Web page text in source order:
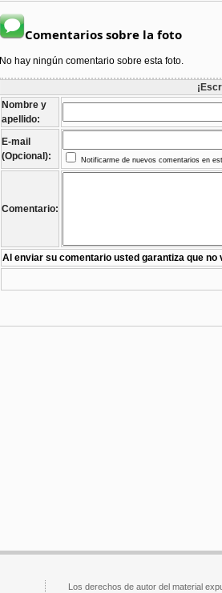
Comentarios sobre la foto
No hay ningún comentario sobre esta foto.
Nombre y
apellido:
E-mail
(Opcional):
Notificarme de nuevos comentarios en
Comentario:
Al enviar su comentario usted garantiza que no
Los derechos de autor del material